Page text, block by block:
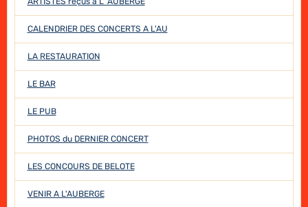
CALENDRIER DES CONCERTS A L'AU
LA RESTAURATION
LE BAR
LE PUB
PHOTOS du DERNIER CONCERT
LES CONCOURS DE BELOTE
VENIR A L'AUBERGE